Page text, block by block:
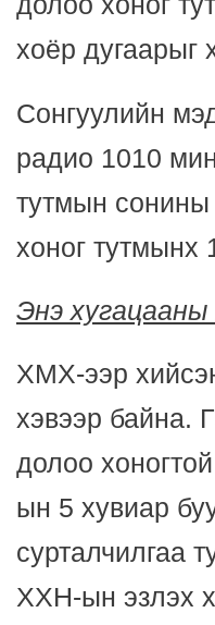
хоёр дугаарыг
Сонгуулийн
радио 1010
тутмын сонины
хоног тутмынх
Энэ
ХМХ-ээр
хэвээр байна.
долоо
ын 5 хувиар
сурталчилгаа
ХХН-ын эзлэх